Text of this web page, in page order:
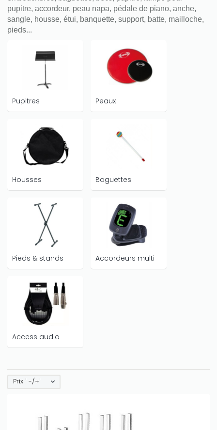
pupitre, accordeur, peau napa, pédale de piano, anche,
sangle, housse, étui, banquette, support, batte, mailloche,
pieds...
Pupitres Peaux
Housses Baguettes
Pieds & stands Accordeurs multi
Access audio
Prix ' -/+'